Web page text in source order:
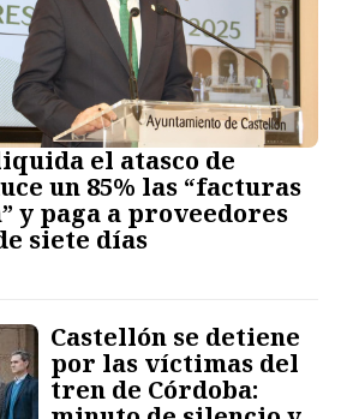
el atasco de
un 85% las “facturas
y paga a proveedores
siete días
Castellón se detiene
por las víctimas del
tren de Córdoba: